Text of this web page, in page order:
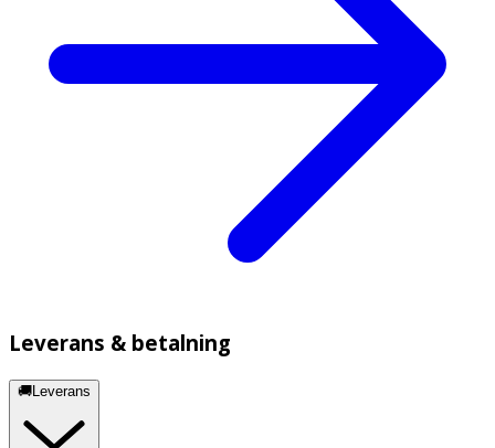
Leverans & betalning
🚚Leverans